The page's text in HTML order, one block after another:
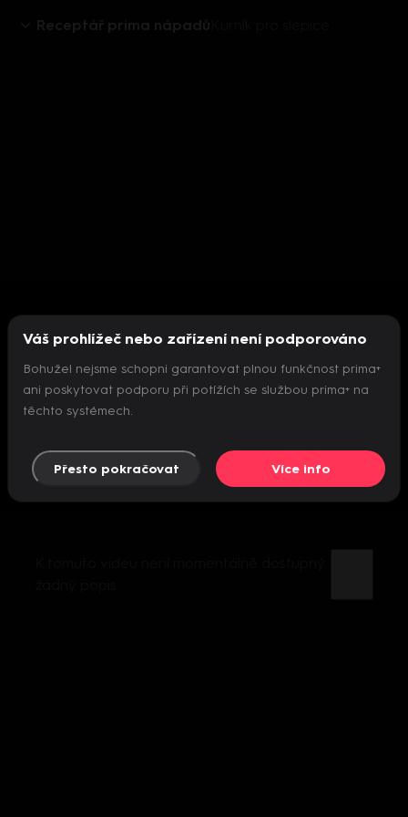
Receptář prima nápadů
Nepodařilo se inicializovat přehrávač
Váš prohlížeč nebo zařízení není podporováno
Bohužel nejsme schopni garantovat plnou funkčnost prima+
ani poskytovat podporu při potížích se službou prima+ na
těchto systémech.
Přesto pokračovat Více info